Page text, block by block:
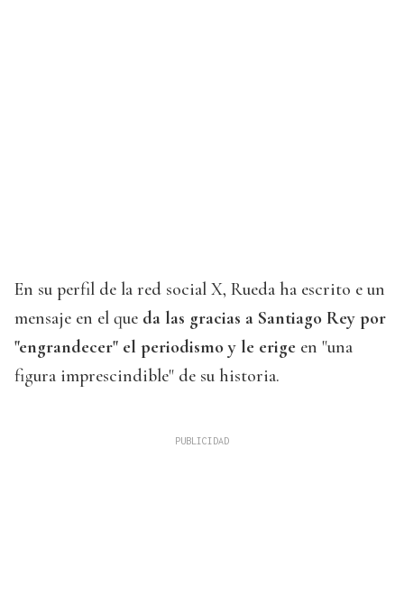
En su perfil de la red social X, Rueda ha escrito e un
mensaje en el que da las gracias a Santiago Rey por
"engrandecer" el periodismo y le erige en "una
figura imprescindible" de su historia.